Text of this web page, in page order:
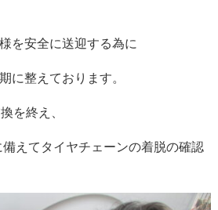
を安全に送迎する為に
に整えております。
を終え、
えてタイヤチェーンの着脱の確認